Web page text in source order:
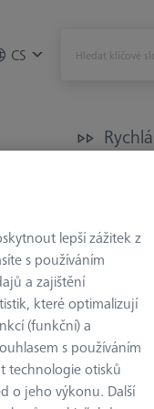
CS
ZNAČKY
se
lepší zážitek z
s používáním
a zajištění
které optimalizují
(funkční) a
s používáním
technologie otisků
o jeho výkonu. Další